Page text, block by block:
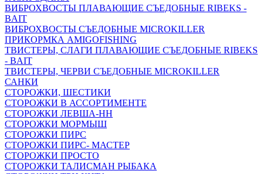
ВИБРОХВОСТЫ ПЛАВАЮЩИЕ СЪЕДОБНЫЕ RIBEKS -
BAIT
ВИБРОХВОСТЫ СЪЕДОБНЫЕ MICROKILLER
ПРИКОРМКА AMIGOFISHING
ТВИСТЕРЫ, СЛАГИ ПЛАВАЮЩИЕ СЪЕДОБНЫЕ RIBEKS
- BAIT
ТВИСТЕРЫ, ЧЕРВИ СЪЕДОБНЫЕ MICROKILLER
САНКИ
СТОРОЖКИ, ШЕСТИКИ
СТОРОЖКИ В АССОРТИМЕНТЕ
СТОРОЖКИ ЛЕВША-НН
СТОРОЖКИ МОРМЫШ
СТОРОЖКИ ПИРС
СТОРОЖКИ ПИРС- МАСТЕР
СТОРОЖКИ ПРОСТО
СТОРОЖКИ ТАЛИСМАН РЫБАКА